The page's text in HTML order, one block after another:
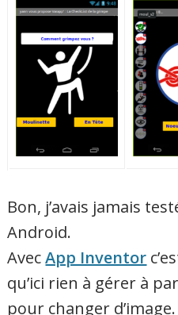
Bon, j’avais jamais
Android.
AvecApp Inventor
qu’ici rien à gérer à
pour changer d’image.